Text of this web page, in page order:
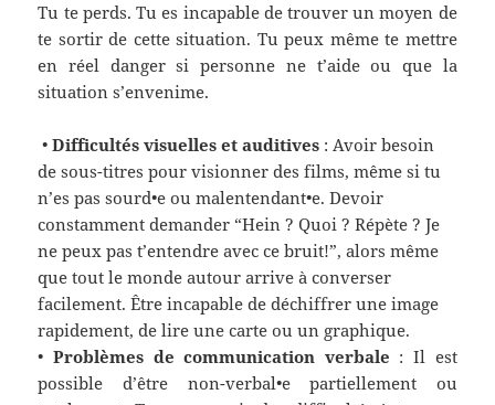
Tu te perds. Tu es incapable de trouver un moyen de
te sortir de cette situation. Tu peux même te mettre
en réel dangersi personne ne t’aide ou que la
situation s’envenime.
•Difficultés visuelles et auditives :Avoir besoin
de sous-titres pour visionner des films, même si tu
n’es pas sourd•e ou malentendant•e. Devoir
constamment demander “Hein ? Quoi ? Répète ? Je
ne peux pas t’entendre avec ce bruit!”, alors même
que tout le monde autour arrive à converser
facilement. Être incapable de déchiffrer une image
rapidement, de lire une carte ou un graphique.
• Problèmes de communication verbale : Il est
possible d’être non-verbal•e partiellement ou